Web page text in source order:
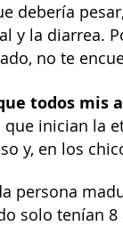
debería
y la diarrea.
no te
todos mis
que inician la
y, en los
persona
solo tenían 8